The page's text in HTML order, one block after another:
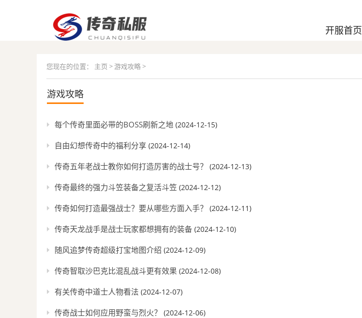
开服首页
您现在的位置： 主页 > 游戏攻略>
游戏攻略
每个传奇里面必带的BOSS刷新之地 (2024-12-15)
自由幻想传奇中的福利分享 (2024-12-14)
传奇五年老战士教你如何打造厉害的战士号？ (2024-12-13)
传奇最终的强力斗笠装备之复活斗笠 (2024-12-12)
传奇如何打造最强战士？要从哪些方面入手？ (2024-12-11)
传奇天龙战手是战士玩家都想拥有的装备 (2024-12-10)
随风追梦传奇超级打宝地图介绍 (2024-12-09)
传奇智取沙巴克比混乱战斗更有效果 (2024-12-08)
有关传奇中道士人物看法 (2024-12-07)
传奇战士如何应用野蛮与烈火？ (2024-12-06)